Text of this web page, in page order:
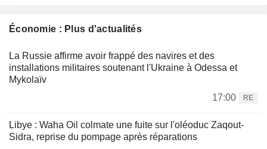
Économie : Plus d'actualités
La Russie affirme avoir frappé des navires et des
installations militaires soutenant l'Ukraine à Odessa et
Mykolaïv
17:00
RE
Libye : Waha Oil colmate une fuite sur l'oléoduc Zaqout-
Sidra, reprise du pompage après réparations